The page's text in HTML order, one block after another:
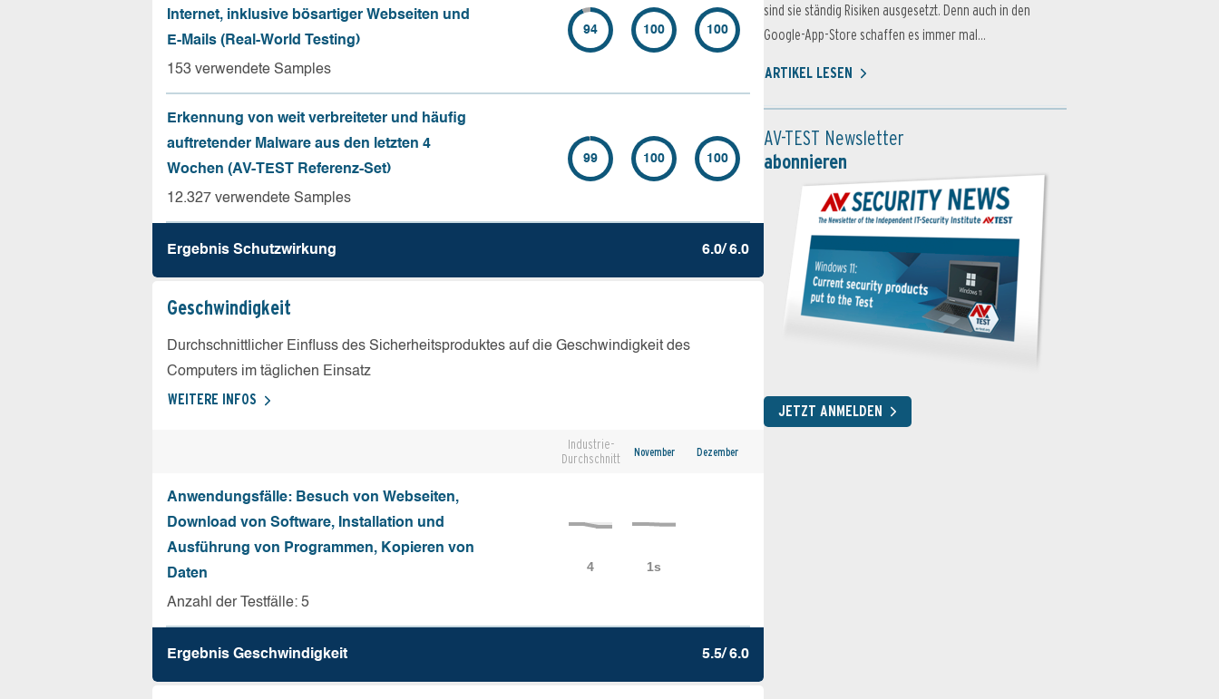
Internet, inklusive bösartiger Webseiten und
E-Mails (Real-World Testing)
153 verwendete Samples
94 100 100
Erkennung von weit verbreiteter und häufig
auftretender Malware aus den letzten 4
Wochen (AV-TEST Referenz-Set)
12.327 verwendete Samples
99 100 100
Ergebnis Schutz­wirkung 6.0/ 6.0
Geschw­indigkeit
Durchschnittlicher Einfluss des Sicherheitsproduktes auf die Geschwindigkeit des
Computers im täglichen Einsatz
WEITERE INFOS
Industrie-
Durchschnitt
November Dezember
Anwendungsfälle: Besuch von Webseiten,
Download von Software, Installation und
Ausführung von Programmen, Kopieren von
Daten
Anzahl der Testfälle: 5
Ergebnis Geschw­indigkeit 5.5/ 6.0
sind sie ständig Risiken ausgesetzt. Denn auch in den
Google-App-Store schaffen es immer mal...
ARTIKEL LESEN
AV-TEST Newsletter
abonnieren
JETZT ANMELDEN